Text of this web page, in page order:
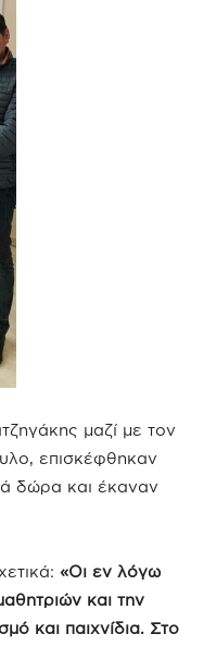
μαζί με τον
επισκέφθηκαν
δώρα και έκαναν
«Οι εν λόγω
και την
και παιχνίδια. Στο